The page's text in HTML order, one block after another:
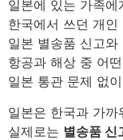
일본에 있는 가족
한국에서 쓰던 개
일본 별송품 신고
항공과 해상 중 어
일본 통관 문제 없
일본은 한국과 가
실제로는 별송품 신